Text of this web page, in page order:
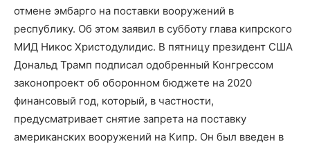
отмене эмбарго на поставки вооружений в
республику. Об этом заявил в субботу глава кипрского
МИД Никос Христодулидис. В пятницу президент США
Дональд Трамп подписал одобренный Конгрессом
законопроект об оборонном бюджете на 2020
финансовый год, который, в частности,
предусматривает снятие запрета на поставку
американских вооружений на Кипр. Он был введен в